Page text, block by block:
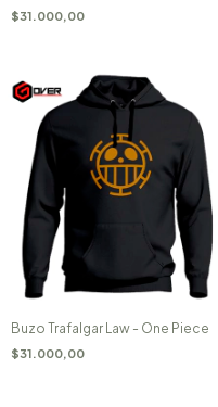
$31.000,00
Buzo Trafalgar Law - One Piece
$31.000,00